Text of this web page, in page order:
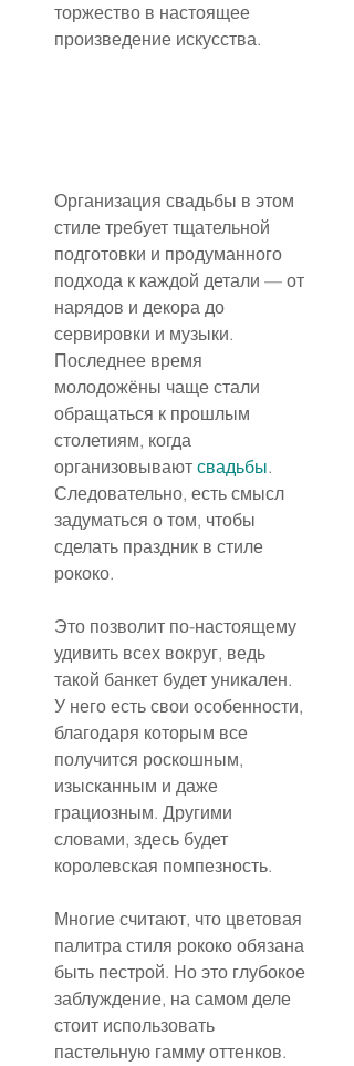
торжество в настоящее
произведение искусства.
Организация свадьбы в этом
стиле требует тщательной
подготовки и продуманного
подхода к каждой детали — от
нарядов и декора до
сервировки и музыки.
Последнее время
молодожёны чаще стали
обращаться к прошлым
столетиям, когда
организовывают свадьбы.
Следовательно, есть смысл
задуматься о том, чтобы
сделать праздник в стиле
рококо.
Это позволит по-настоящему
удивить всех вокруг, ведь
такой банкет будет уникален.
У него есть свои особенности,
благодаря которым все
получится роскошным,
изысканным и даже
грациозным. Другими
словами, здесь будет
королевская помпезность.
Многие считают, что цветовая
палитра стиля рококо обязана
быть пестрой. Но это глубокое
заблуждение, на самом деле
стоит использовать
пастельную гамму оттенков.